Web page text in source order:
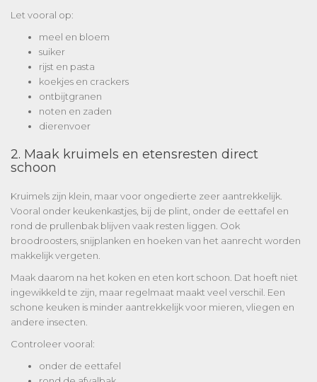
Let vooral op:
meel en bloem
suiker
rijst en pasta
koekjes en crackers
ontbijtgranen
noten en zaden
dierenvoer
2. Maak kruimels en etensresten direct
schoon
Kruimels zijn klein, maar voor ongedierte zeer aantrekkelijk.
Vooral onder keukenkastjes, bij de plint, onder de eettafel en
rond de prullenbak blijven vaak resten liggen. Ook
broodroosters, snijplanken en hoeken van het aanrecht worden
makkelijk vergeten.
Maak daarom na het koken en eten kort schoon. Dat hoeft niet
ingewikkeld te zijn, maar regelmaat maakt veel verschil. Een
schone keuken is minder aantrekkelijk voor mieren, vliegen en
andere insecten.
Controleer vooral:
onder de eettafel